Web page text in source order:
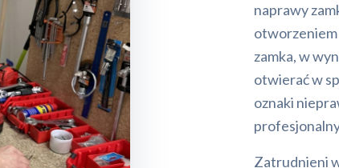
naprawy
otworzeniem
zamka, w
otwierać w
oznaki
Zatrudnieni